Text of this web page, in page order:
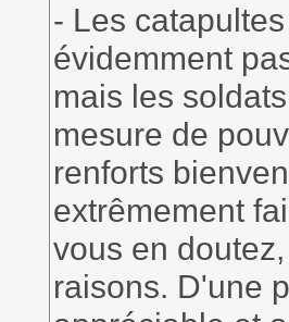
- Les
évidemment
mais les
mesure de
renforts
extrêmement
vous en
raisons. D'une